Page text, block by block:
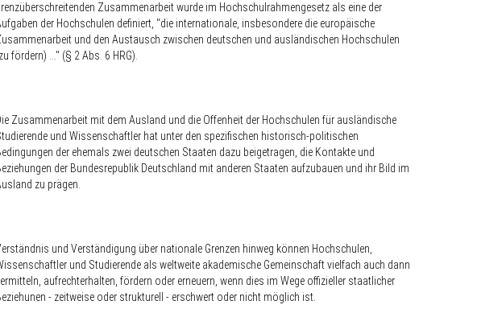
Zusammenarbeit wurde im Hochschulrahmengesetz als eine der
der Hochschulen definiert, "die internationale, insbesondere die europäische
und den Austausch zwischen deutschen und ausländischen Hochschulen
fördern) ..." (§ 2 Abs. 6 HRG).
Zusammenarbeit mit dem Ausland und die Offenheit der Hochschulen für ausländische
und Wissenschaftler hat unter den spezifischen historisch-politischen
der ehemals zwei deutschen Staaten dazu beigetragen, die Kontakte und
der Bundesrepublik Deutschland mit anderen Staaten aufzubauen und ihr Bild im
zu prägen.
und Verständigung über nationale Grenzen hinweg können Hochschulen,
und Studierende als weltweite akademische Gemeinschaft vielfach auch dann
aufrechterhalten, fördern oder erneuern, wenn dies im Wege offizieller staatlicher
- zeitweise oder strukturell - erschwert oder nicht möglich ist.